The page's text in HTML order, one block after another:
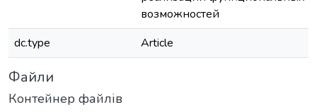
возможностей
dc.type
Article
Файли
Контейнер файлів